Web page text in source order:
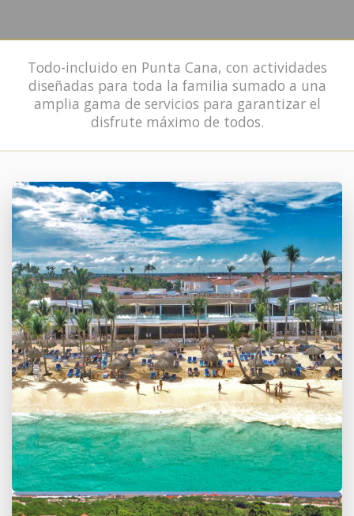
Todo-incluido en Punta Cana, con actividades
diseñadas para toda la familia sumado a una
amplia gama de servicios para garantizar el
disfrute máximo de todos.